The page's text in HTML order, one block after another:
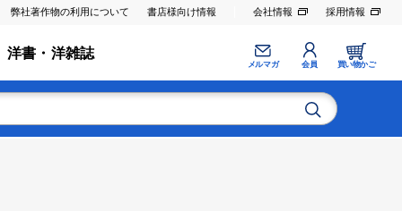
弊社著作物の利用について 書店様向け情報 会社情報 採用情報
洋書・洋雑誌
メルマガ 会員 買い物かご